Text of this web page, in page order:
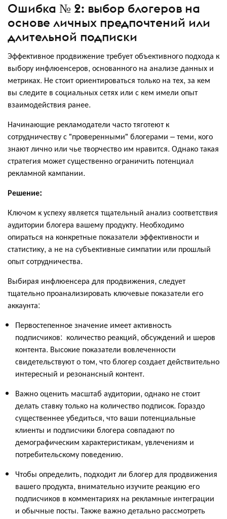
Ошибка № 2: выбор блогеров на
основе личных предпочтений или
длительной подписки
Эффективное продвижение требует объективного подхода к
выбору инфлюенсеров, основанного на анализе данных и
метриках. Не стоит ориентироваться только на тех, за кем
вы следите в социальных сетях или с кем имели опыт
взаимодействия ранее.
Начинающие рекламодатели часто тяготеют к
сотрудничеству с "проверенными" блогерами – теми, кого
знают лично или чье творчество им нравится. Однако такая
стратегия может существенно ограничить потенциал
рекламной кампании.
Решение:
Ключом к успеху является тщательный анализ соответствия
аудитории блогера вашему продукту. Необходимо
опираться на конкретные показатели эффективности и
статистику, а не на субъективные симпатии или прошлый
опыт сотрудничества.
Выбирая инфлюенсера для продвижения, следует
тщательно проанализировать ключевые показатели его
аккаунта:
Первостепенное значение имеет активность
подписчиков: количество реакций, обсуждений и шеров
контента. Высокие показатели вовлеченности
свидетельствуют о том, что блогер создает действительно
интересный и резонансный контент.
Важно оценить масштаб аудитории, однако не стоит
делать ставку только на количество подписок. Гораздо
существеннее убедиться, что ваши потенциальные
клиенты и подписчики блогера совпадают по
демографическим характеристикам, увлечениям и
потребительскому поведению.
Чтобы определить, подходит ли блогер для продвижения
вашего продукта, внимательно изучите реакцию его
подписчиков в комментариях на рекламные интеграции
и обычные посты. Также важно детально рассмотреть